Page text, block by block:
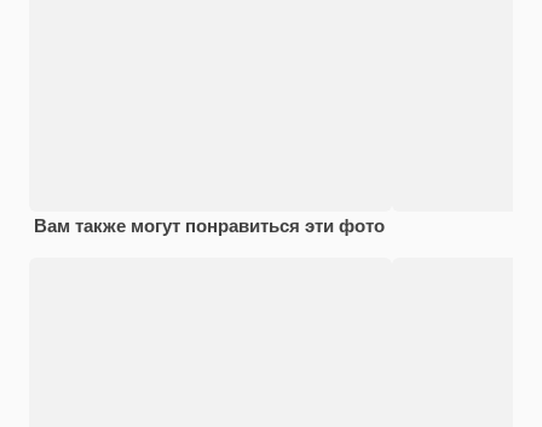
Вам также могут понравиться эти фото